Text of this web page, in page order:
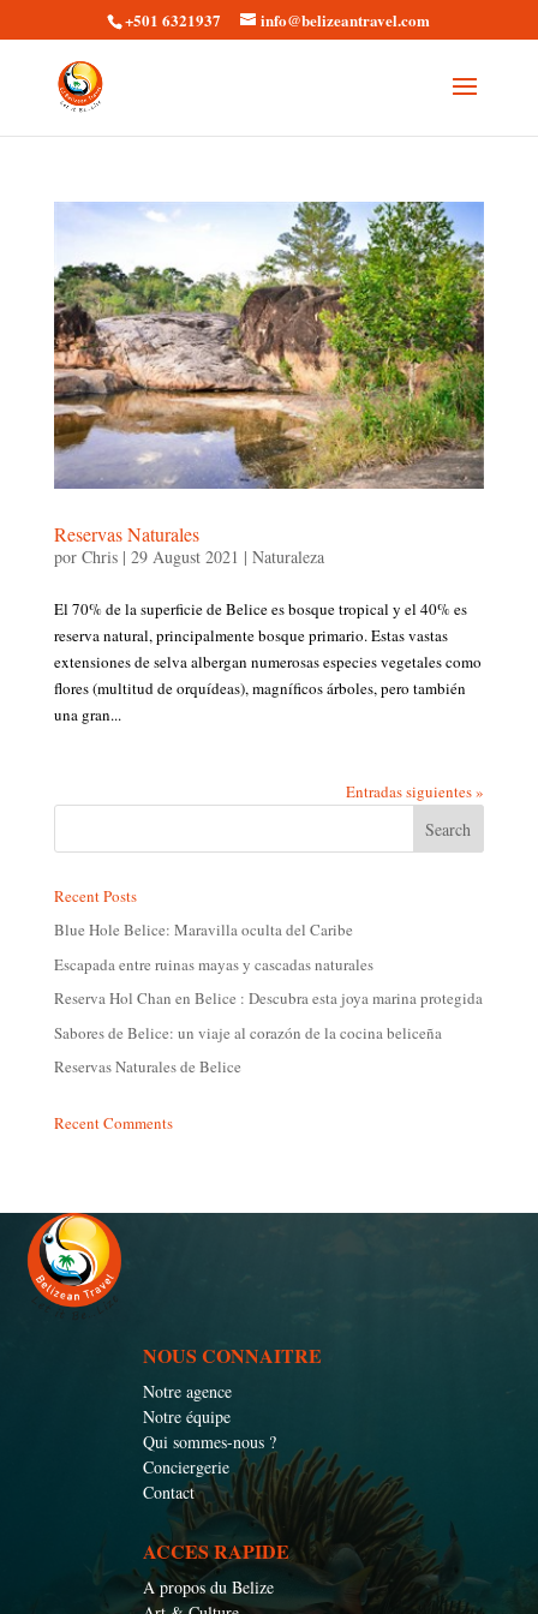
+501 6321937 info@belizeantravel.com
Reservas Naturales
por Chris| 29 August 2021 | Naturaleza
El 70% de la superficie de Belice es bosque tropical y el 40% es
reserva natural, principalmente bosque primario. Estas vastas
extensiones de selva albergan numerosas especies vegetales como
flores (multitud de orquídeas), magníficos árboles, pero también
una gran...
Entradas siguientes »
Recent Posts
Blue Hole Belice: Maravilla oculta del Caribe
Escapada entre ruinas mayas y cascadas naturales
Reserva Hol Chan en Belice : Descubra esta joya marina protegida
Sabores de Belice: un viaje al corazón de la cocina beliceña
Reservas Naturales de Belice
Recent Comments
NOUS CONNAITRE
Notre agence
Notre équipe
Qui sommes-nous ?
Conciergerie
Contact
ACCES RAPIDE
A propos du Belize